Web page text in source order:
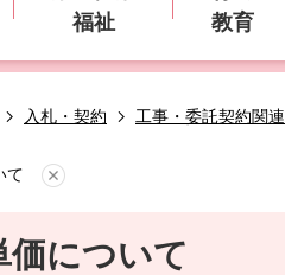
福祉
教育
入札・契約 工事・委託契約関連
て
価について